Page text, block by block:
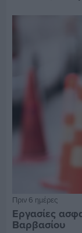
Πριν 6 ημέρες
Εργασίες
Βαρβασίου